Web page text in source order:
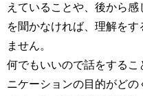
えていることや、後から感
を聞かなければ、理解をす
ません。
何でもいいので話をするこ
ニケーションの目的がどの